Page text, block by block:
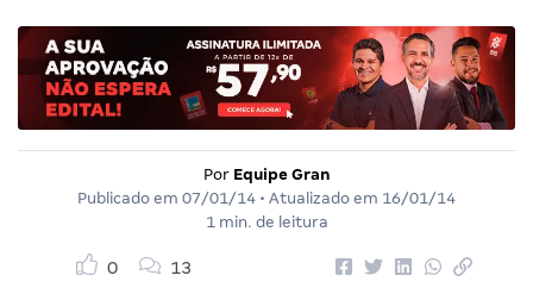
Por Equipe Gran
Publicado em 07/01/14 • Atualizado em 16/01/14
1 min. de leitura
0 13